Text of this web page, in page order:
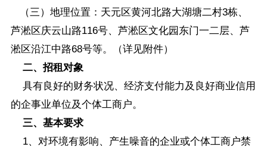
（三）地理位置：天元区黄河北路大湖塘二村3栋、
芦淞区庆云山路116号、芦淞区文化园东门一二层、芦
淞区沿江中路68号等。（详见附件）
二、招租对象
具有良好的财务状况、经济支付能力及良好商业信用
的企事业单位及个体工商户。
三、基本要求
1、对环境有影响、产生噪音的企业或个体工商户禁